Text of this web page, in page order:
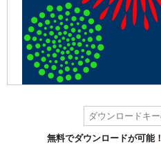
無料でダウンロードが可能！